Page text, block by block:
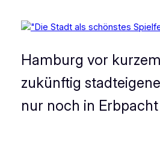
Hamburg vor
zukünftig
nur noch in